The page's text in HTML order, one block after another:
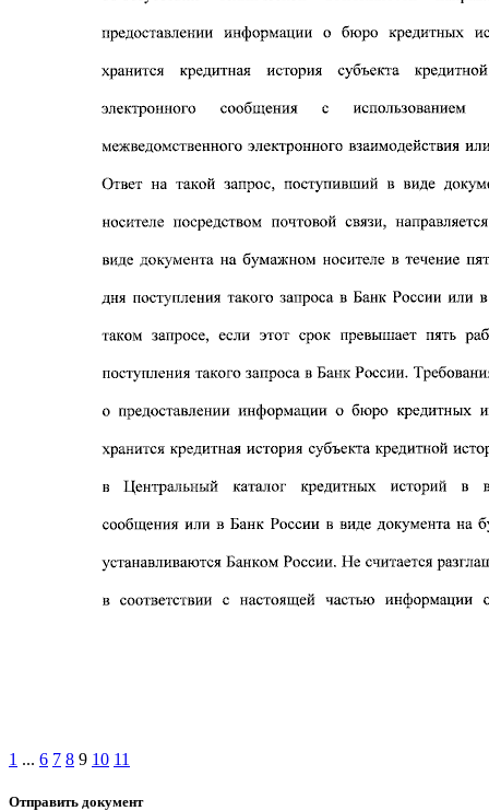
1 ... 6 7 8 9 10 11
Отправить документ